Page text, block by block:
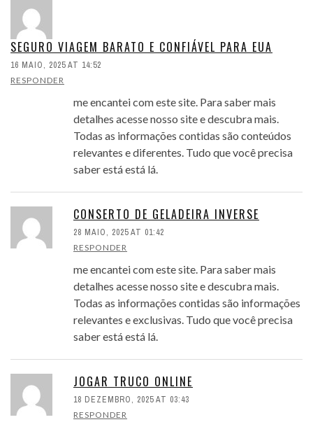
SEGURO VIAGEM BARATO E CONFIÁVEL PARA EUA
16 MAIO, 2025 AT 14:52
RESPONDER
me encantei com este site. Para saber mais
detalhes acesse nosso site e descubra mais.
Todas as informações contidas são conteúdos
relevantes e diferentes. Tudo que você precisa
saber está está lá.
CONSERTO DE GELADEIRA INVERSE
28 MAIO, 2025 AT 01:42
RESPONDER
me encantei com este site. Para saber mais
detalhes acesse nosso site e descubra mais.
Todas as informações contidas são informações
relevantes e exclusivas. Tudo que você precisa
saber está está lá.
JOGAR TRUCO ONLINE
18 DEZEMBRO, 2025 AT 03:43
RESPONDER